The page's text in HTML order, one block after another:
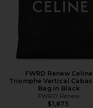
FWRD Renew Celine
Triomphe Vertical
Bag in Black
FWRD Renew
$1,875